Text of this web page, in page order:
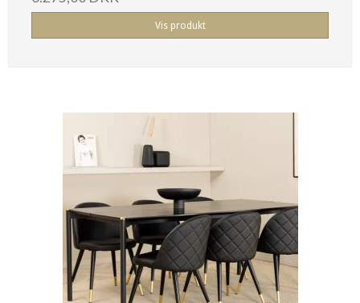
Vis produkt